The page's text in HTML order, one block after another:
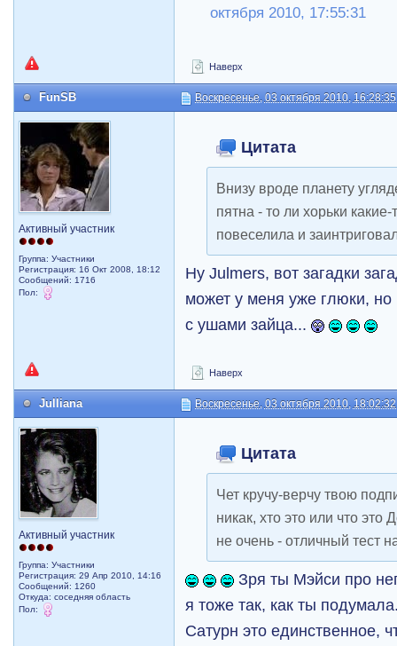
октября 2010, 17:55:31
Наверх
FunSB Воскресенье, 03 октября 2010, 16:28:35
Активный участник
Группа: Участники
Регистрация: 16 Окт 2008, 18:12
Сообщений: 1716
Пол:
Цитата
Внизу вроде планету
пятна - то ли хорьки
повеселила и
Ну Julmers, вот загадки
может у меня уже глюки,
с ушами зайца...
Наверх
Julliana Воскресенье, 03 октября 2010, 18:02:32
Активный участник
Группа: Участники
Регистрация: 29 Апр 2010, 14:16
Сообщений: 1260
Откуда: соседняя область
Пол:
Цитата
Чет кручу-верчу твою
никак, хто это или что
не очень - отличный тест
Зря ты Мэйси про
я тоже так, как ты
Сатурн это единственное,